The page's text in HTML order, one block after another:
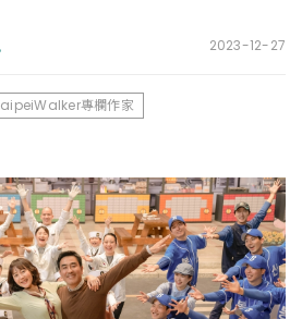
2023-12-27
專欄作家